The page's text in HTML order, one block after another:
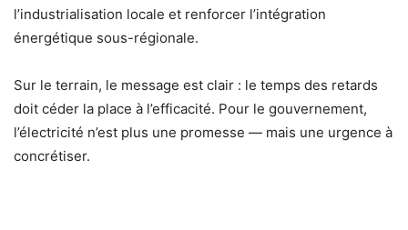
l’industrialisation locale et renforcer l’intégration
énergétique sous-régionale.
Sur le terrain, le message est clair : le temps des retards
doit céder la place à l’efficacité. Pour le gouvernement,
l’électricité n’est plus une promesse — mais une urgence à
concrétiser.